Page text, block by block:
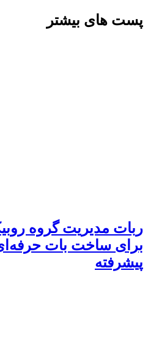
پست های بیشتر
ربات مدیریت گروه
برای ساخت بات
پیشرفته